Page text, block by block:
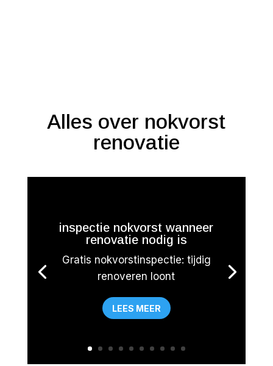
Alles over nokvorst
renovatie
inspectie nokvorst wanneer
renovatie nodig is
Gratis nokvorstinspectie: tijdig
renoveren loont
LEES MEER